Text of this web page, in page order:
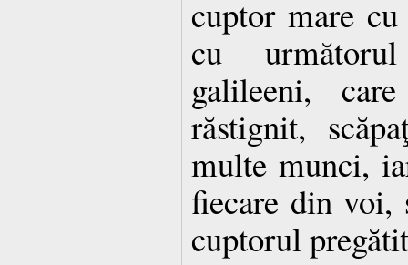
cuptor mare
cu
galileeni,
răstignit,
multe munci,
fiecare din voi,
cuptorul